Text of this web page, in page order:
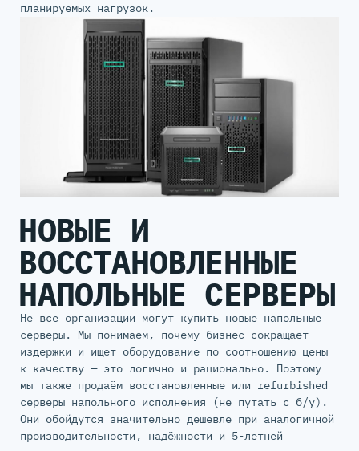
планируемых нагрузок.
НОВЫЕ И
ВОССТАНОВЛЕННЫЕ
НАПОЛЬНЫЕ СЕРВЕРЫ
Не все организации могут купить новые напольные
серверы. Мы понимаем, почему бизнес сокращает
издержки и ищет оборудование по соотношению цены
к качеству — это логично и рационально. Поэтому
мы также продаём восстановленные или refurbished
серверы напольного исполнения (не путать с б/у).
Они обойдутся значительно дешевле при аналогичной
производительности, надёжности и 5-летней